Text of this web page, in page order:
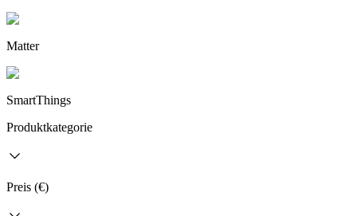
Matter
SmartThings
Produktkategorie
Preis (€)